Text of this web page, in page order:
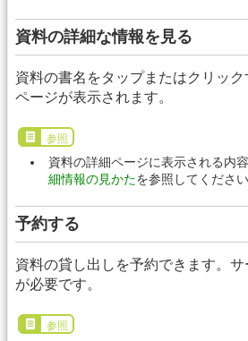
資料の詳細な情報を見る
資料の書名をタップまたはクリッ
ページが表示されます。
参照
資料の詳細ページに表示される内
細情報の見かたを参照してください
予約する
資料の貸し出しを予約できます。
が必要です。
参照